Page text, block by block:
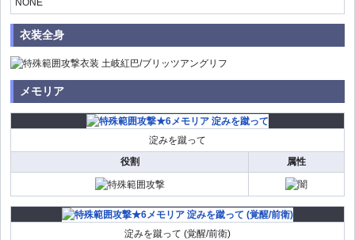
NONE
衣装全身
メモリア
淀みを蹴って
役割
属性
淀みを蹴って (覚醒/前衛)